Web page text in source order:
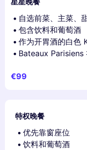
自选前菜、主菜、
包含饮料和葡萄酒
作为开胃酒的白色
Bateaux Parisiens
€99
特权晚餐
优先靠窗座位
饮料和葡萄酒